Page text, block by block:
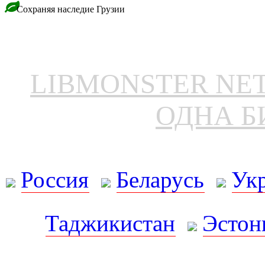
Сохраняя наследие Грузии
LIBMONSTER
ОДНА
Россия Беларусь
Таджикистан